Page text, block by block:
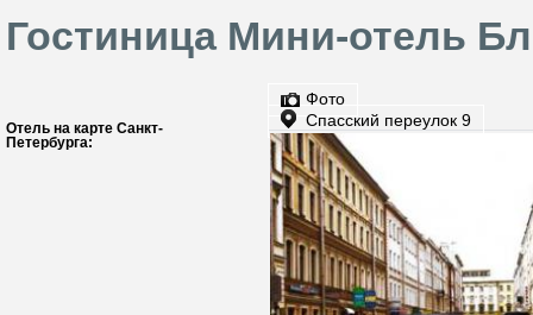
Гостиница Мини-отель
Отель на карте Санкт-
Петербурга:
Фото
Спасский переулок 9